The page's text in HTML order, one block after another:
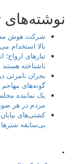
نوشته‌های
شرکت هوش
بالا استخدام
تبارهای
ناشناخته هستند
بحران نامرئی
گونه‌های مهاجم
یک نماینده
مردم در هر
کشتی‌های
بی‌سابقه شترها
.